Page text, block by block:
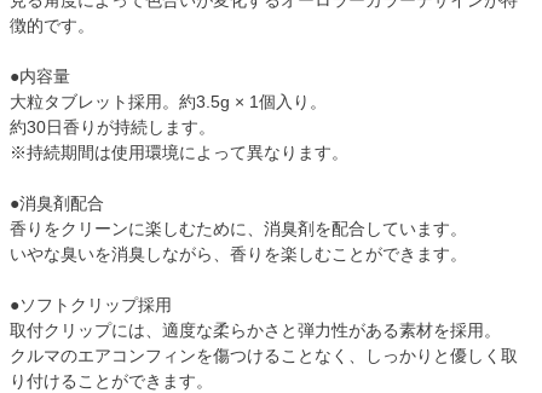
徴的です。
●内容量
大粒タブレット採用。約3.5g × 1個入り。
約30日香りが持続します。
※持続期間は使用環境によって異なります。
●消臭剤配合
香りをクリーンに楽しむために、消臭剤を配合しています。
いやな臭いを消臭しながら、香りを楽しむことができます。
●ソフトクリップ採用
取付クリップには、適度な柔らかさと弾力性がある素材を採用。
クルマのエアコンフィンを傷つけることなく、しっかりと優しく取
り付けることができます。